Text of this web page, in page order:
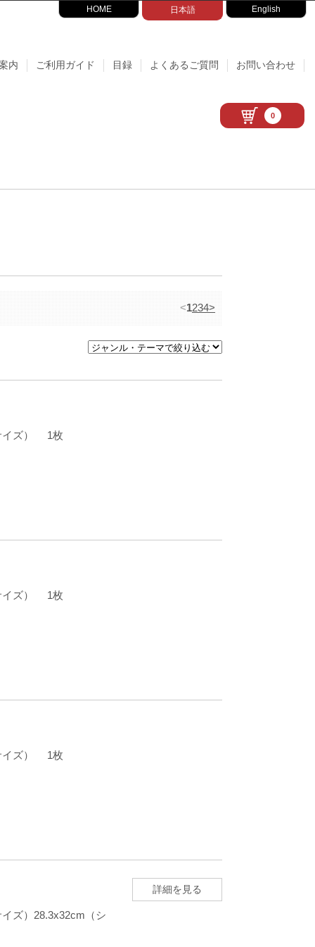
HOME 日本語 English
内 ご利用ガイド 目録 よくあるご質問 お問い合わせ
0
<1234>
イズ） 1枚
イズ） 1枚
イズ） 1枚
ズ）28.3x32cm（シ
詳細を見る